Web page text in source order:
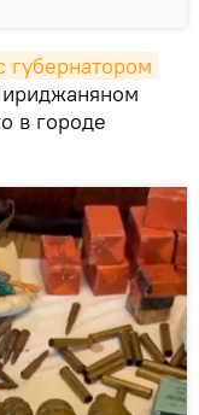
губернатором
в городе